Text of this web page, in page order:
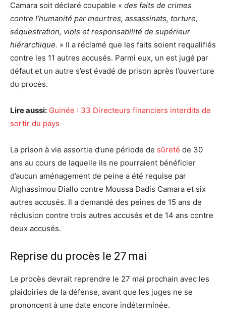
Camara soit déclaré coupable « des faits de crimes
contre l’humanité par meurtres, assassinats, torture,
séquestration, viols et responsabilité de supérieur
hiérarchique. » Il a réclamé que les faits soient requalifiés
contre les 11 autres accusés. Parmi eux, un est jugé par
défaut et un autre s’est évadé de prison après l’ouverture
du procès.
Lire aussi: Guinée : 33 Directeurs financiers interdits de
sortir du pays
La prison à vie assortie d’une période de sûreté de 30
ans au cours de laquelle ils ne pourraient bénéficier
d’aucun aménagement de peine a été requise par
Alghassimou Diallo contre Moussa Dadis Camara et six
autres accusés. Il a demandé des peines de 15 ans de
réclusion contre trois autres accusés et de 14 ans contre
deux accusés.
Reprise du procès le 27 mai
Le procès devrait reprendre le 27 mai prochain avec les
plaidoiries de la défense, avant que les juges ne se
prononcent à une date encore indéterminée.